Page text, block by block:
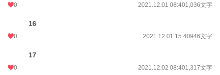
0 2021.12.01 08:401,036文字
16
0 2021.12.01 15:40946文字
17
0 2021.12.02 08:401,317文字